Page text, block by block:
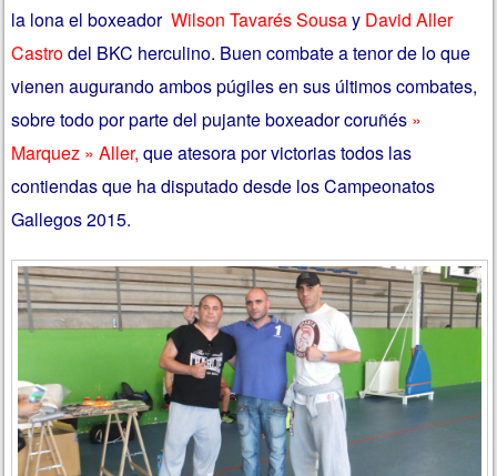
la lona el boxeadorWilson Tavarés Sousay David Aller
Castrodel BKC herculino. Buen combate a tenor de lo que
vienen augurando ambos púgiles en sus últimos combates,
sobre todo por parte del pujante boxeador coruñés »
Marquez » Aller, que atesora por victorias todos las
contiendas que ha disputado desde los Campeonatos
Gallegos 2015.